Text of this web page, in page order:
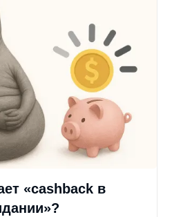
«cashback в